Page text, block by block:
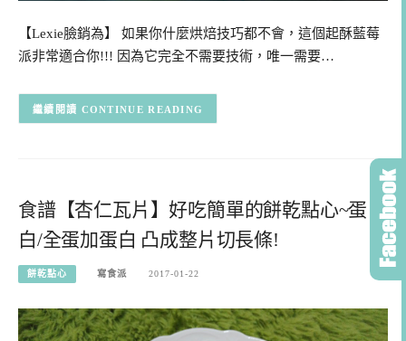
【Lexie臉銷為】 如果你什麼烘焙技巧都不會，這個起酥藍莓
派非常適合你!!! 因為它完全不需要技術，唯一需要…
CONTINUE READING
食譜【杏仁瓦片】好吃簡單的餅乾點心~蛋
白/全蛋加蛋白 凸成整片切長條!
餅乾點心 寫食派 2017-01-22